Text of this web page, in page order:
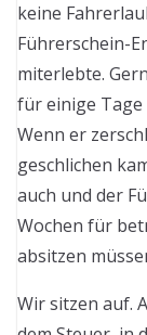
keine
Führerschein-
miterlebte.
für einige Tage
Wenn er
geschlichen
auch und der
Wochen für
absitzen
Wir sitzen auf.